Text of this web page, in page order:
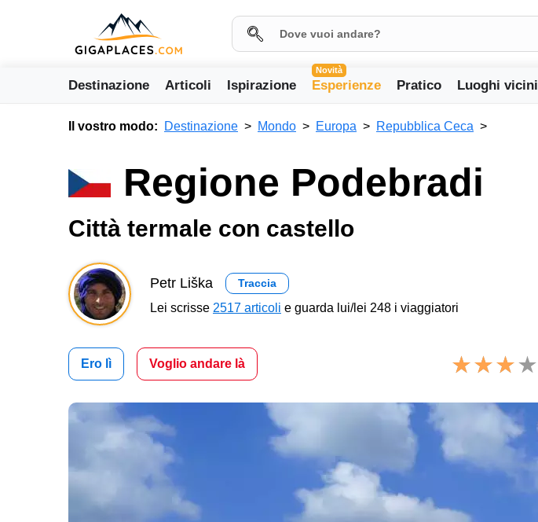
Destinazione Articoli Ispirazione
Novità
Esperienze Pratico Luoghi vicini
Il vostro modo: Destinazione Mondo Europa Repubblica Ceca
Regione Podebradi
Città termale con castello
Petr Liška Traccia
Lei scrisse 2517 articoli e guarda lui/lei 248 i viaggiatori
Ero lì Voglio andare là